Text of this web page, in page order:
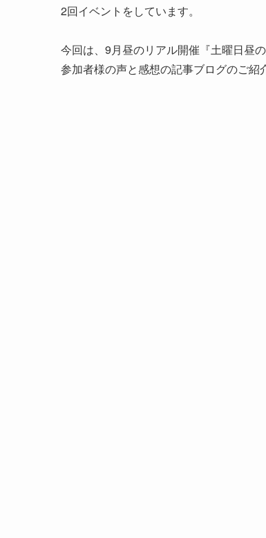
2回イベントをしています。
今回は、9月昼のリアル開催『土曜日昼
参加者様の声と感想の記事ブログのご紹